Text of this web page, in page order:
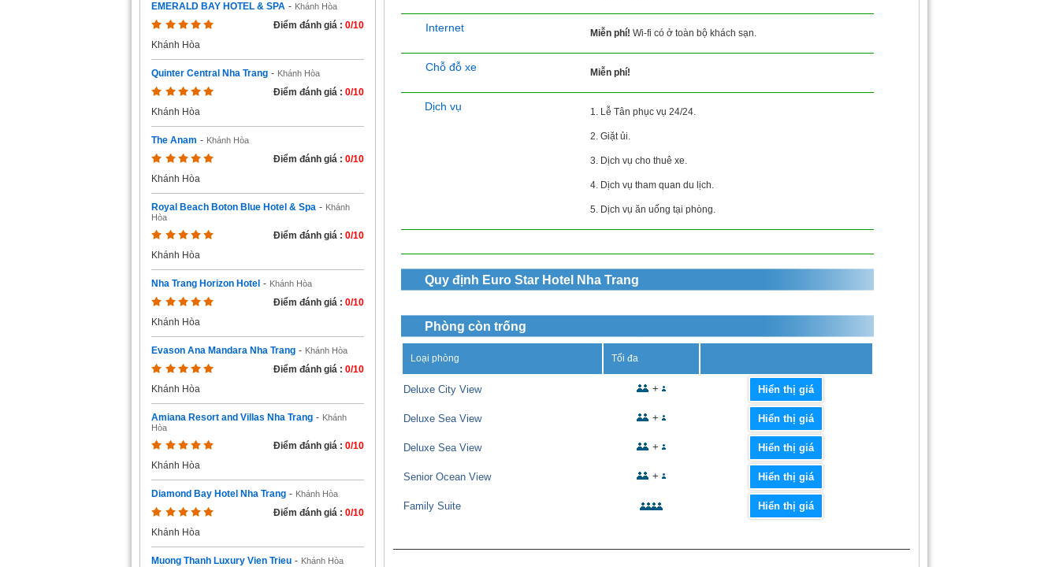
EMERALD BAY HOTEL & SPA - Khánh Hòa
Điểm đánh giá : 0/10
Khánh Hòa
Quinter Central Nha Trang - Khánh Hòa
Điểm đánh giá : 0/10
Khánh Hòa
The Anam - Khánh Hòa
Điểm đánh giá : 0/10
Khánh Hòa
Royal Beach Boton Blue Hotel & Spa - Khánh
Hòa
Điểm đánh giá : 0/10
Khánh Hòa
Nha Trang Horizon Hotel - Khánh Hòa
Điểm đánh giá : 0/10
Khánh Hòa
Evason Ana Mandara Nha Trang - Khánh Hòa
Điểm đánh giá : 0/10
Khánh Hòa
Amiana Resort and Villas Nha Trang - Khánh
Hòa
Điểm đánh giá : 0/10
Khánh Hòa
Diamond Bay Hotel Nha Trang - Khánh Hòa
Điểm đánh giá : 0/10
Khánh Hòa
Muong Thanh Luxury Vien Trieu - Khánh Hòa
Internet Miễn phí! Wi-fi có ở toàn bộ khách sạn.
Chỗ đỗ xe Miễn phí!
Dịch vụ 1. Lễ Tân phục vụ 24/24.
2. Giặt ủi.
3. Dịch vụ cho thuê xe.
4. Dịch vụ tham quan du lịch.
5. Dịch vụ ăn uống tại phòng.
Quy định Euro Star Hotel Nha Trang
Phòng còn trống
Loại phòng Tối đa
Deluxe City View + Hiển thị giá
Deluxe Sea View + Hiển thị giá
Deluxe Sea View + Hiển thị giá
Senior Ocean View + Hiển thị giá
Family Suite Hiển thị giá